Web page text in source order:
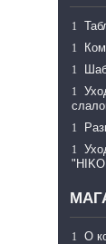
О